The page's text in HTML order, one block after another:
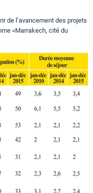
de l’avancement des projets
«Marrakech, cité du